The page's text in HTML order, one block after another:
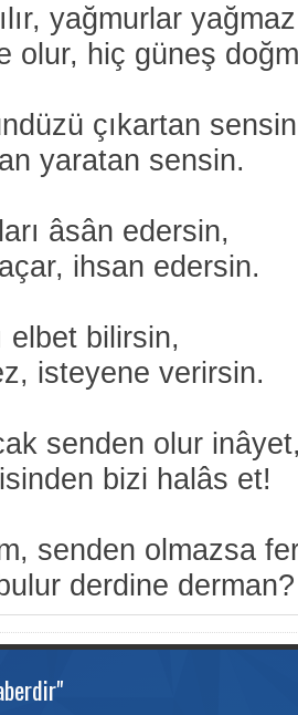
yağmurlar
olur, hiç güneş
çıkartan
yaratan sensin.
âsân edersin,
ihsan edersin.
elbet bilirsin,
isteyene verirsin.
senden olur
bizi halâs et!
senden olmazsa
derdine derman?